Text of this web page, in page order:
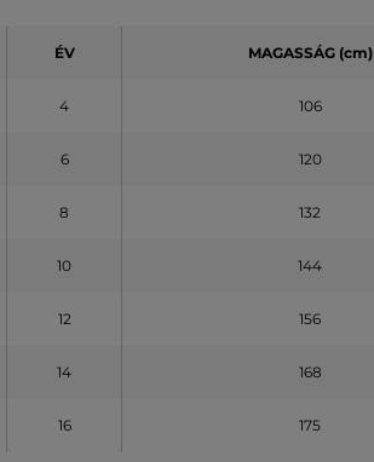
ÉV MAGASSÁG (cm)
4 106
6 120
8 132
10 144
12 156
14 168
16 175